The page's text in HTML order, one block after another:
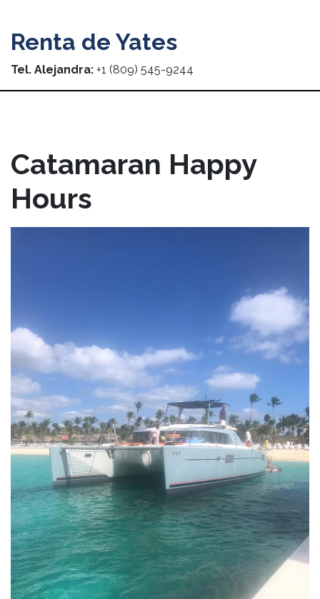
Renta de Yates
Tel. Alejandra: +1 (809) 545-9244
Catamaran Happy
Hours